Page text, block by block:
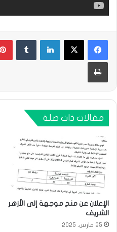
لينكدإن
طباعة
مقالات ذات صلة
الإعلان عن منح موجهة إلى الأزهر
الشريف
25 مارس، 2025